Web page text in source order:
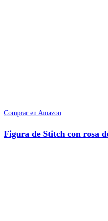
Comprar en Amazon
Figura de Stitch con rosa